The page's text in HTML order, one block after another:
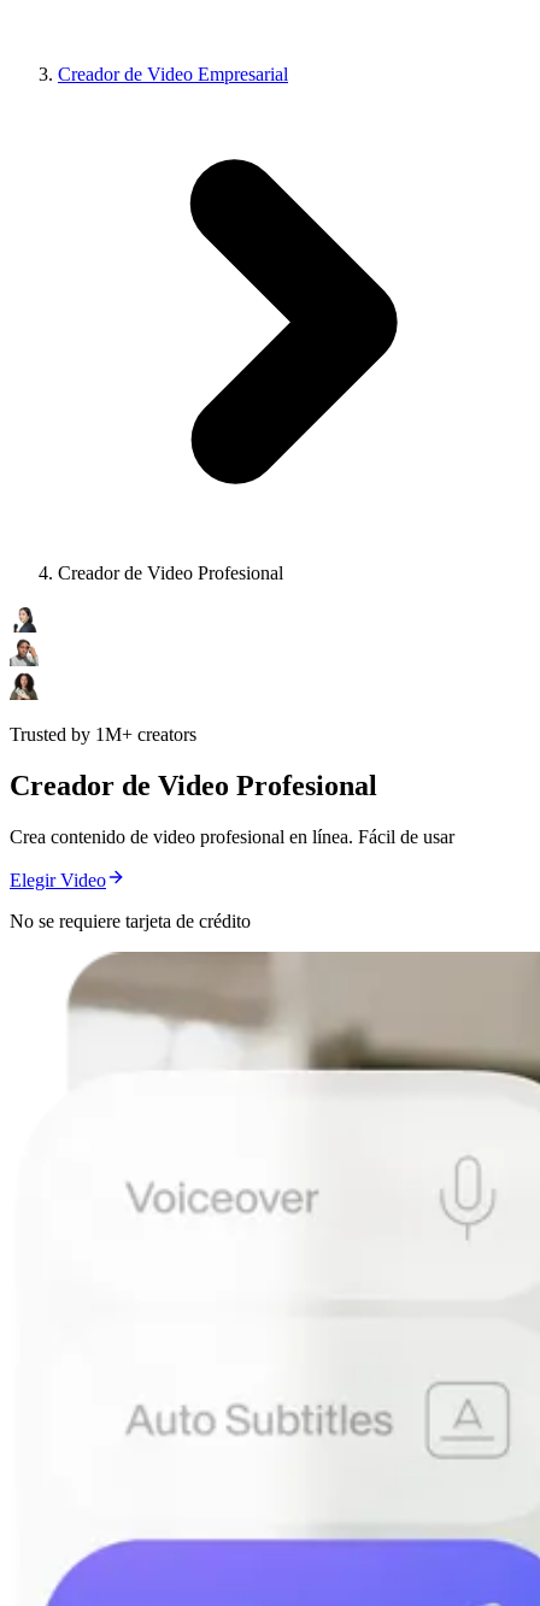
Creador de Video Empresarial
Creador de Video Profesional
Trusted by 1M+ creators
Creador de Video Profesional
Crea contenido de video profesional en línea. Fácil de usar
Elegir Video
No se requiere tarjeta de crédito